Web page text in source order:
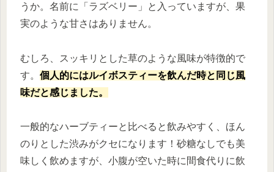
うか。名前に「ラズベリー」と入っていますが、果
実のような甘さはありません。
むしろ、スッキリとした草のような風味が特徴的で
す。 個人的にはルイボスティーを飲んだ時と同じ風
味だと感じました。
一般的なハーブティーと比べると飲みやすく、ほん
のりとした渋みがクセになります！砂糖なしでも美
味しく飲めますが、小腹が空いた時に間食代りに飲